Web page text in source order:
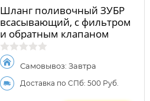
Шланг поливочный ЗУБР
всасывающий, с фильтром
и обратным клапаном
40317-1-7
Самовывоз: Завтра
Доставка по СПб: 500 Руб.